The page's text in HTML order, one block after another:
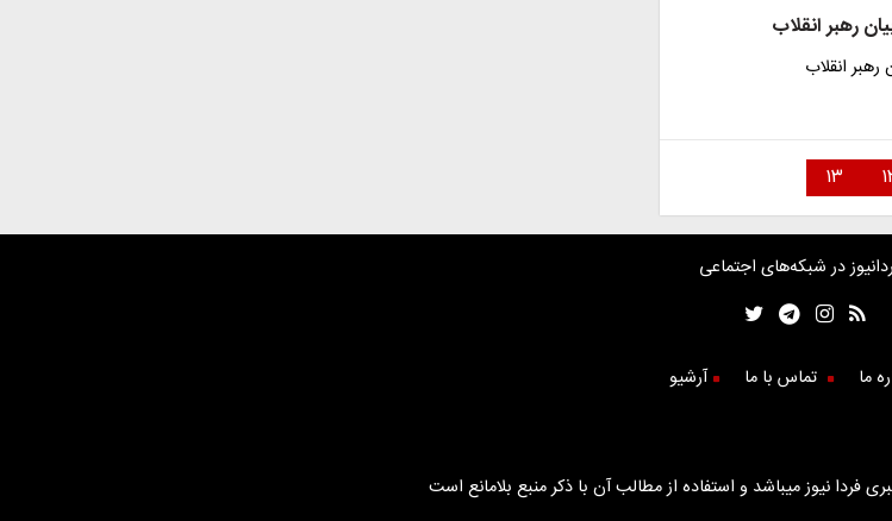
رهبر انقلاب
انقلاب
۱۳
در شبکه‌های اجتماعی
ما تماس با ما آرشیو
فردا نیوز میباشد و استفاده از مطالب آن با ذکر منبع بلامانع است